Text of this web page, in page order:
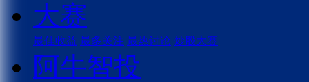
大赛
最佳收益 最多关注 最热讨论 炒股大赛
阿牛智投